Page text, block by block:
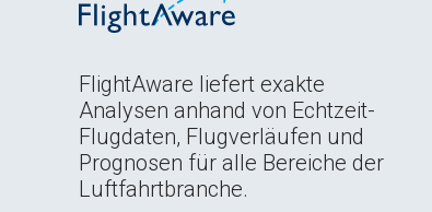
FlightAware liefert exakte
Analysen anhand von Echtzeit-
Flugdaten, Flugverläufen und
Prognosen für alle Bereiche der
Luftfahrtbranche.